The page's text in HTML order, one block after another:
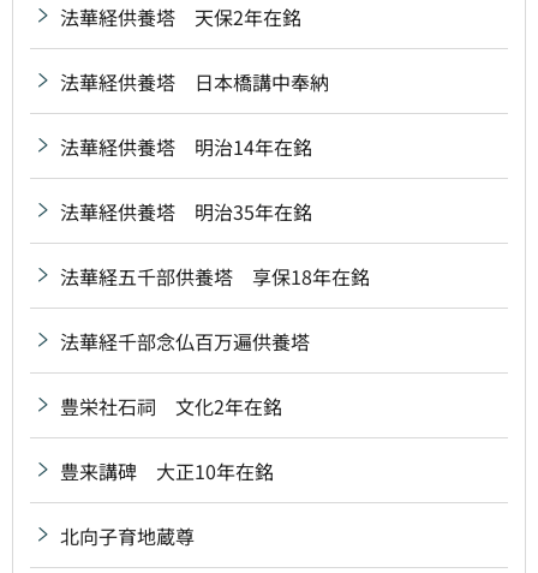
法華経供養塔 天保2年在銘
法華経供養塔 日本橋講中奉納
法華経供養塔 明治14年在銘
法華経供養塔 明治35年在銘
法華経五千部供養塔 享保18年在銘
法華経千部念仏百万遍供養塔
豊栄社石祠 文化2年在銘
豊来講碑 大正10年在銘
北向子育地蔵尊